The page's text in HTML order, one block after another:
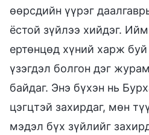
өөрсдийн үүрэг
ёстой зүйлээ хийдэг.
ертөнцөд хүний харж
үзэгдэл болгон дэг
байдаг. Энэ бүхэн нь
цэгцтэй захирдаг, мөн
мэдэл бүх зүйлийг